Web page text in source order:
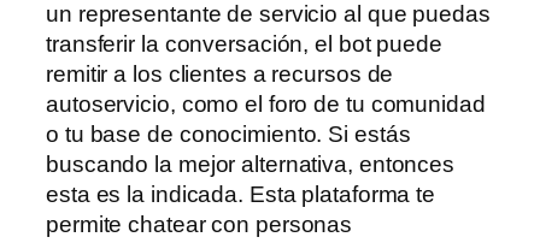
un representante de servicio al que puedas
transferir la conversación, el bot puede
remitir a los clientes a recursos de
autoservicio, como el foro de tu comunidad
o tu base de conocimiento. Si estás
buscando la mejor alternativa, entonces
esta es la indicada. Esta plataforma te
permite chatear con personas